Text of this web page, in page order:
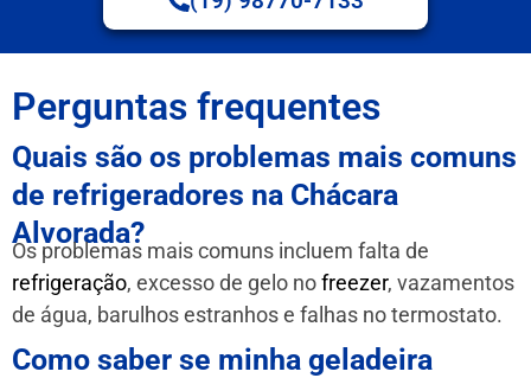
Perguntas frequentes
Quais são os problemas mais comuns
de refrigeradores na Chácara
Alvorada?
Os problemas mais comuns incluem falta de
refrigeração, excesso de gelo nofreezer, vazamentos
de água, barulhos estranhos e falhas no termostato.
Como saber se minha geladeira